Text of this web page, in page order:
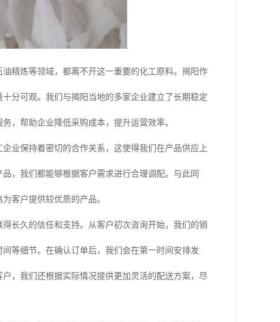
精炼等领域，都离不开这一重要的化工原料。揭阳作
分可观。我们与揭阳当地的多家企业建立了长期稳定
，帮助企业降低采购成本，提升运营效率。
业保持着密切的合作关系，这使得我们在产品供应上
，我们都能够根据客户需求进行合理调配。与此同
客户提供较优质的产品。
长久的信任和支持。从客户初次咨询开始，我们的销
等细节。在确认订单后，我们会在第一时间安排发
，我们还根据实际情况提供更加灵活的配送方案，尽